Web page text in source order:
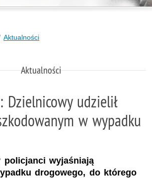
Aktualności
Aktualności
Dzielnicowy udzielił
w wypadku
policjanci wyjaśniają
drogowego, do którego